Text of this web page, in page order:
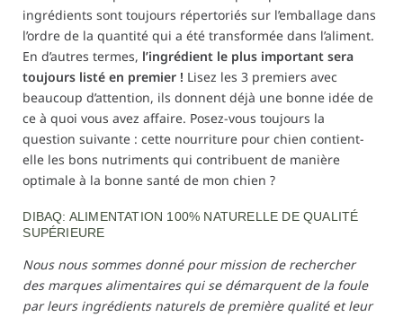
ingrédients sont toujours répertoriés sur l’emballage dans
l’ordre de la quantité qui a été transformée dans l’aliment.
En d’autres termes, l’ingrédient le plus important sera
toujours listé en premier ! Lisez les 3 premiers avec
beaucoup d’attention, ils donnent déjà une bonne idée de
ce à quoi vous avez affaire. Posez-vous toujours la
question suivante : cette nourriture pour chien contient-
elle les bons nutriments qui contribuent de manière
optimale à la bonne santé de mon chien ?
DIBAQ: ALIMENTATION 100% NATURELLE DE QUALITÉ
SUPÉRIEURE
Nous nous sommes donné pour mission de rechercher
des marques alimentaires qui se démarquent de la foule
par leurs ingrédients naturels de première qualité et leur